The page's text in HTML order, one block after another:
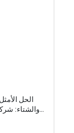
والشتاء: شركة عزل أسطح بالدمام هل تعاني من ارتف...